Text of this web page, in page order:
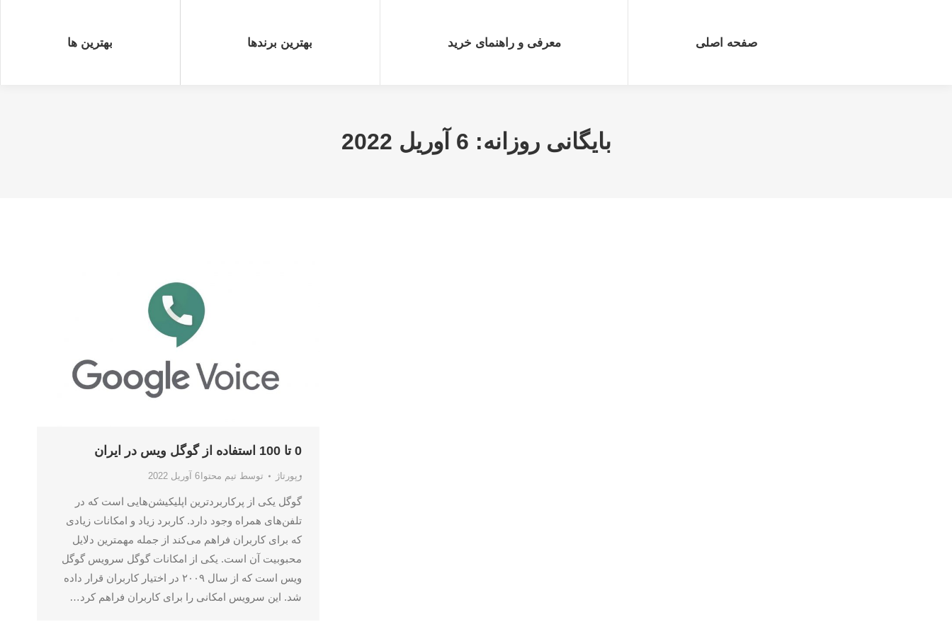
صفحه اصلی معرفی و راهنمای خرید بهترین برندها بهترین ها
بایگانی روزانه: 6 آوریل 2022
0 تا 100 استفاده از گوگل ویس در ایران
رپورتاژ توسط تیم محتوا 6 آوریل 2022
گوگل یکی از پرکاربردترین اپلیکیشن‌هایی است که در
تلفن‌های همراه وجود دارد. کاربرد زیاد و امکانات زیادی
که برای کاربران فراهم می‌کند از جمله مهمترین دلایل
محبوبیت آن است‌. یکی از امکانات گوگل سرویس گوگل
ویس است که از سال ۲۰۰۹ در اختیار کاربران قرار داده
شد. این سرویس امکانی را برای کاربران فراهم کرد…